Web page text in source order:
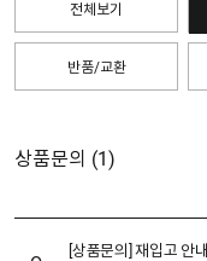
전체보기
반품/교환
상품문의 (1)
[상품문의] 재입고 안내